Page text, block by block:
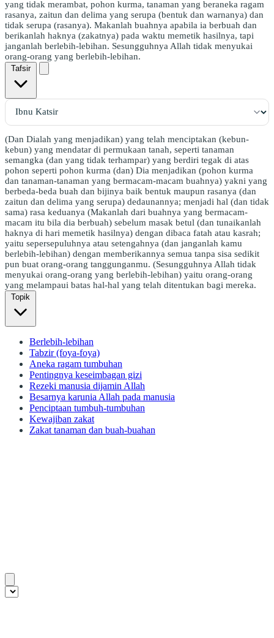
yang tidak merambat, pohon kurma, tanaman yang beraneka ragam
rasanya, zaitun dan delima yang serupa (bentuk dan warnanya) dan
tidak serupa (rasanya). Makanlah buahnya apabila ia berbuah dan
berikanlah haknya (zakatnya) pada waktu memetik hasilnya, tapi
janganlah berlebih-lebihan. Sesungguhnya Allah tidak menyukai
orang-orang yang berlebih-lebihan.
Tafsir
(Dan Dialah yang menjadikan) yang telah menciptakan (kebun-
kebun) yang mendatar di permukaan tanah, seperti tanaman
semangka (dan yang tidak terhampar) yang berdiri tegak di atas
pohon seperti pohon kurma (dan) Dia menjadikan (pohon kurma
dan tanaman-tanaman yang bermacam-macam buahnya) yakni yang
berbeda-beda buah dan bijinya baik bentuk maupun rasanya (dan
zaitun dan delima yang serupa) dedaunannya; menjadi hal (dan tidak
sama) rasa keduanya (Makanlah dari buahnya yang bermacam-
macam itu bila dia berbuah) sebelum masak betul (dan tunaikanlah
haknya di hari memetik hasilnya) dengan dibaca fatah atau kasrah;
yaitu sepersepuluhnya atau setengahnya (dan janganlah kamu
berlebih-lebihan) dengan memberikannya semua tanpa sisa sedikit
pun buat orang-orang tanggunganmu. (Sesungguhnya Allah tidak
menyukai orang-orang yang berlebih-lebihan) yaitu orang-orang
yang melampaui batas hal-hal yang telah ditentukan bagi mereka.
Topik
Berlebih-lebihan
Tabzir (foya-foya)
Aneka ragam tumbuhan
Pentingnya keseimbagan gizi
Rezeki manusia dijamin Allah
Besarnya karunia Allah pada manusia
Penciptaan tumbuh-tumbuhan
Kewajiban zakat
Zakat tanaman dan buah-buahan